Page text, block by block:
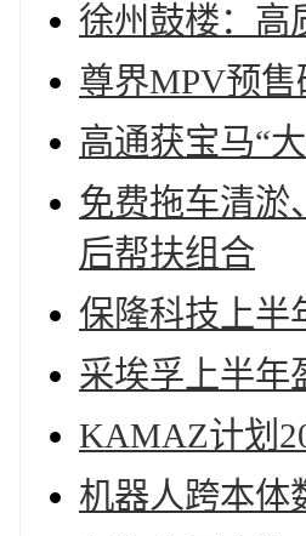
徐州鼓楼：高
尊界MPV预
高通获宝马“
免费拖车清淤
后帮扶组合
保隆科技上半
采埃孚上半年
KAMAZ计划
机器人跨本体